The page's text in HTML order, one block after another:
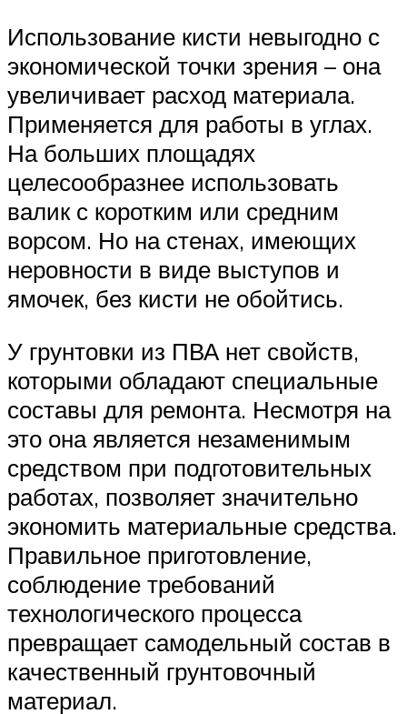
Использование кисти невыгодно с
экономической точки зрения – она
увеличивает расход материала.
Применяется для работы в углах.
На больших площадях
целесообразнее использовать
валик с коротким или средним
ворсом. Но на стенах, имеющих
неровности в виде выступов и
ямочек, без кисти не обойтись.
У грунтовки из ПВА нет свойств,
которыми обладают специальные
составы для ремонта. Несмотря на
это она является незаменимым
средством при подготовительных
работах, позволяет значительно
экономить материальные средства.
Правильное приготовление,
соблюдение требований
технологического процесса
превращает самодельный состав в
качественный грунтовочный
материал.